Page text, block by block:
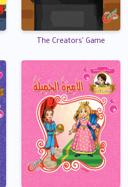
The Creators' Game